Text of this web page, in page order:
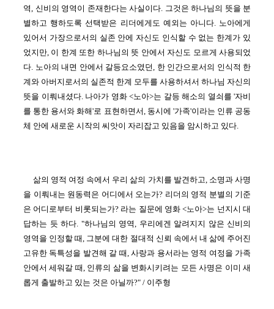
역, 신비의 영역이 존재한다는 사실이다. 그것은 하나님의 뜻을 분
별하고 행하도록 선택받은 리더에게도 예외는 아니다. 노아에게
있어서 가장으로서의 실존 안에 자신도 인식할 수 없는 한계가 있
었지만, 이 한계 또한 하나님의 뜻 안에서 자신도 모르게 사용되었
다. 노아의 내면 안에서 갈등요소였던, 한 인간으로서의 인식적 한
계와 아버지로서의 실존적 한계 모두를 사용하셔서 하나님 자신의
뜻을 이뤄내셨다. 나아가 영화 <노아>는 갈등 해소의 열쇠를 '자비
를 통한 용서와 화해'로 표현하면서, 동시에 '가족'이라는 인류 공동
체 안에 새로운 시작의 씨앗이 자리잡고 있음을 암시하고 있다.
삶의 영적 여정 속에서 우리 삶의 가치를 발견하고, 소명과 사명
을 이뤄내는 원동력은 어디에서 오는가? 리더의 영적 분별의 기준
은 어디로부터 비롯되는가? 라는 질문에 영화 <노아>는 넌지시 대
답하는 듯 하다. "하나님의 영역, 우리에겐 알려지지 않은 신비의
영역을 인정할 때, 그분에 대한 절대적 신뢰 속에서 내 삶에 주어진
고유한 독특성을 발견해 갈 때, 사랑과 용서라는 영적 여정을 가족
안에서 세워갈 때, 인류의 삶을 변화시키려는 모든 사명은 이미 새
롭게 출발하고 있는 것은 아닐까?" / 이주형